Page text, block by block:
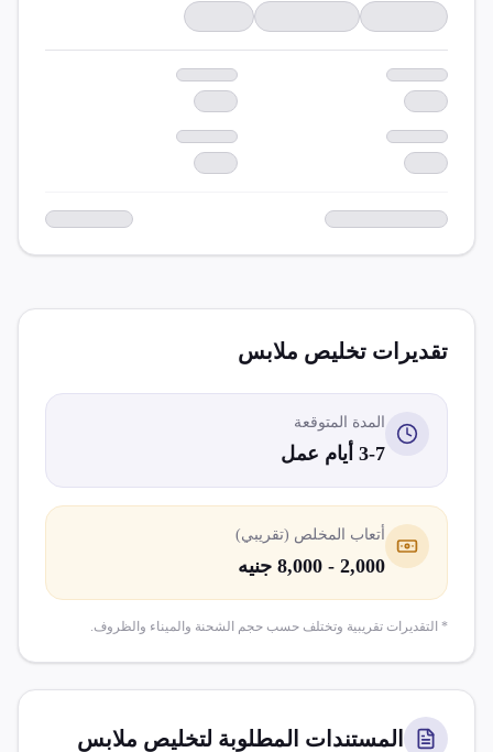
تقديرات تخليص ملابس
المدة المتوقعة
3-7 أيام عمل
أتعاب المخلص (تقريبي)
2,000 - 8,000 جنيه
* التقديرات تقريبية وتختلف حسب حجم الشحنة والميناء والظروف.
المستندات المطلوبة لتخليص ملابس